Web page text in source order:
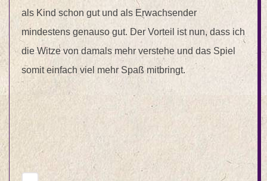
als Kind schon gut und als Erwachsender
mindestens genauso gut. Der Vorteil ist nun, dass ich
die Witze von damals mehr verstehe und das Spiel
somit einfach viel mehr Spaß mitbringt.